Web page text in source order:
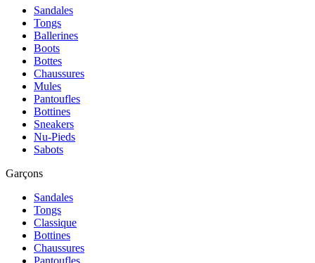
Sandales
Tongs
Ballerines
Boots
Bottes
Chaussures
Mules
Pantoufles
Bottines
Sneakers
Nu-Pieds
Sabots
Garçons
Sandales
Tongs
Classique
Bottines
Chaussures
Pantoufles